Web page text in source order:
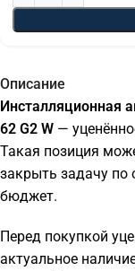
Описание
Инсталляционная
62 G2 W —
Такая позиция
закрыть задачу
бюджет.
Перед покупкой
актуальное